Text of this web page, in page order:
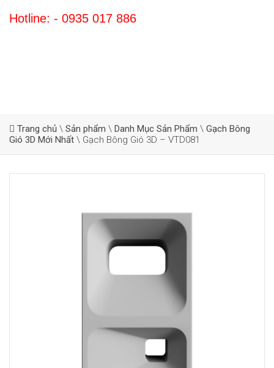
Hotline: - 0935 017 886
Trang chủ \ Sản phẩm \ Danh Mục Sản Phẩm \ Gạch Bông
Gió 3D Mới Nhất \ Gạch Bông Gió 3D – VTD081